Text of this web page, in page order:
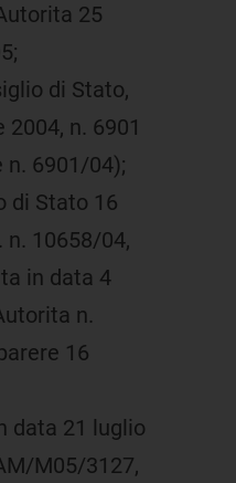
25
di Stato,
2004, n. 6901
n. 6901/04);
di Stato 16
n. 10658/04,
in data 4
n.
16
data 21 luglio
M05/3127,